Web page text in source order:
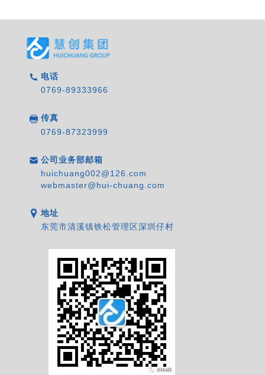
电话
0769-89333966
传真
0769-87323999
公司业务部邮箱
huichuang002@126.com
webmaster@hui-chuang.com
地址
东莞市清溪镇铁松管理区深圳仔村